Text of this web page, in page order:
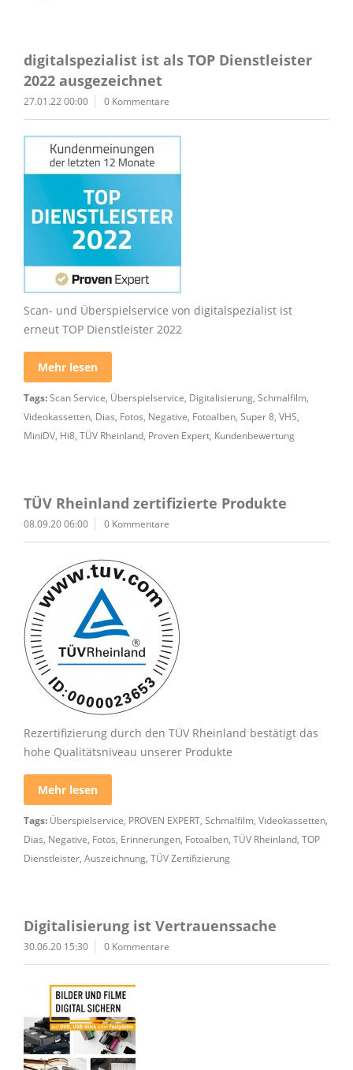
digitalspezialist ist als TOP Dienstleister
2022 ausgezeichnet
27.01.22 00:00 0 Kommentare
Scan- und Überspielservice von digitalspezialist ist
erneut TOP Dienstleister 2022
Mehr lesen
Tags:Scan Service, Überspielservice, Digitalisierung, Schmalfilm,
Videokassetten, Dias, Fotos, Negative, Fotoalben, Super 8, VHS,
MiniDV, Hi8, TÜV Rheinland, Proven Expert, Kundenbewertung
TÜV Rheinland zertifizierte Produkte
08.09.20 06:00 0 Kommentare
Rezertifizierung durch den TÜV Rheinland bestätigt das
hohe Qualitätsniveau unserer Produkte
Mehr lesen
Tags: Überspielservice, PROVEN EXPERT, Schmalfilm, Videokassetten,
Dias, Negative, Fotos, Erinnerungen, Fotoalben, TÜV Rheinland, TOP
Dienstleister, Auszeichnung, TÜV Zertifizierung
Digitalisierung ist Vertrauenssache
30.06.20 15:30 0 Kommentare